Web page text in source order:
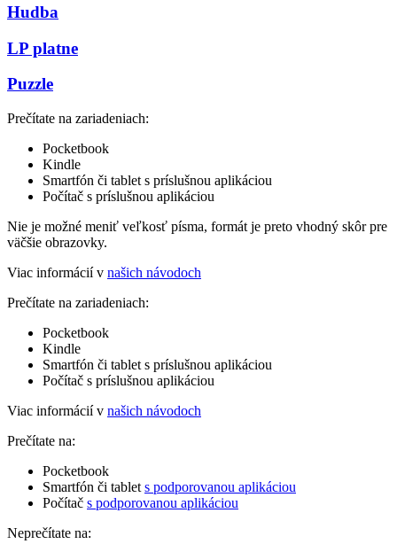
Hudba
LP platne
Puzzle
Prečítate na zariadeniach:
Pocketbook
Kindle
Smartfón či tablet s príslušnou aplikáciou
Počítač s príslušnou aplikáciou
Nie je možné meniť veľkosť písma, formát je preto vhodný skôr pre
väčšie obrazovky.
Viac informácií v našich návodoch
Prečítate na zariadeniach:
Pocketbook
Kindle
Smartfón či tablet s príslušnou aplikáciou
Počítač s príslušnou aplikáciou
Viac informácií v našich návodoch
Prečítate na:
Pocketbook
Smartfón či tablet s podporovanou aplikáciou
Počítač s podporovanou aplikáciou
Neprečítate na: